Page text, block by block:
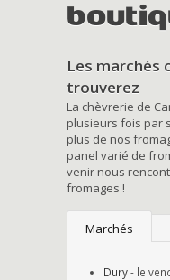
Les marchés
trouverez
La chèvrerie de
plusieurs fois par
plus de nos
panel varié de
venir nous
fromages !
Marchés
Dury- le